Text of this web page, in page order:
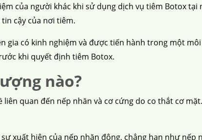
của người khác khi sử dụng dịch vụ tiêm Botox
cậy của nơi tiêm.
gia có kinh nghiệm và được tiến hành trong một
khi quyết định tiêm Botox.
nào?
quan đến nếp nhăn và cơ cứng do co thắt cơ
xuất hiện của nếp nhăn động, chẳng hạn như nếp